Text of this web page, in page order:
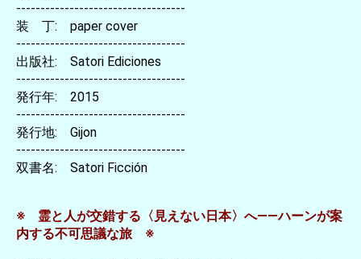
-----------------------------------
装 丁: paper cover
-----------------------------------
出版社: Satori Ediciones
-----------------------------------
発行年: 2015
-----------------------------------
発行地: Gijon
-----------------------------------
双書名: Satori Ficción
※ 霊と人が交錯する〈見えない日本〉へ――ハーンが案
内する不可思議な旅 ※